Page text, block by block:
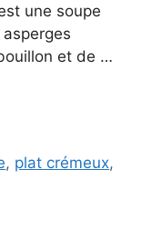
une soupe
et de …
, plat crémeux,